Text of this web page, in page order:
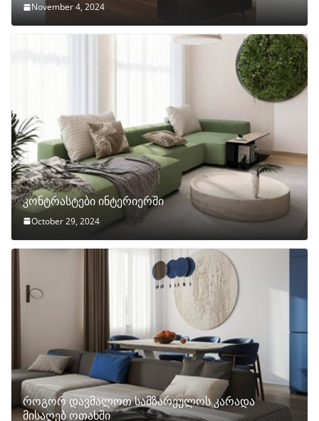
November 4, 2024
კონტრასტები ინტერიერში
October 29, 2024
როგორ დავმალოთ სამზარეულოს კარადა
მისაღებ ოთახში